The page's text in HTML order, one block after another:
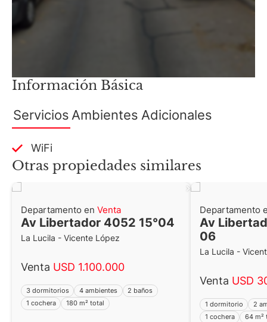
Información Básica
Servicios Ambientes Adicionales
WiFi
Otras propiedades similares
Departamento en Venta
Av Libertador 4052 15°04
La Lucila - Vicente López
Venta USD 1.100.000
3 dormitorios 4 ambientes
2 baños
1 cochera
180 m² total
Departamento
Av
06
La Lucila -
Venta USD
1 dormitorio
2
1 cochera
64 m²